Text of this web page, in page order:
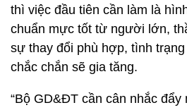
thì việc đầu tiên cần làm là
chuẩn mực tốt từ người lớn,
sự thay đổi phù hợp, tình
chắc chắn sẽ gia tăng.
“Bộ GD&ĐT cần cân nhắc đẩy